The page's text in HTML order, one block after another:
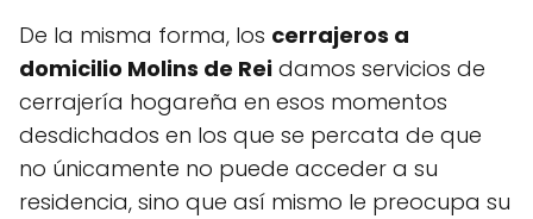
De la misma forma, los cerrajeros a
domicilio Molins de Rei damos servicios de
cerrajería hogareña en esos momentos
desdichados en los que se percata de que
no únicamente no puede acceder a su
residencia, sino que así mismo le preocupa su